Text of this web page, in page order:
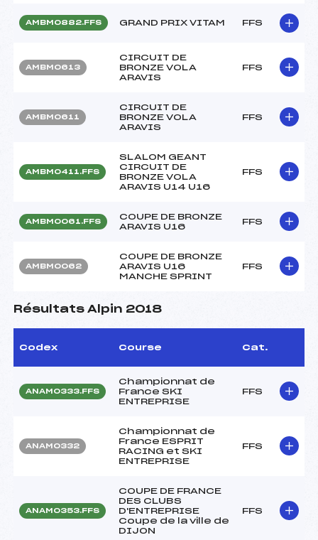
AMBM0882.FFS GRAND PRIX VITAM FFS
AMBM0613
CIRCUIT DE
BRONZE VOLA
ARAVIS
FFS
AMBM0611
CIRCUIT DE
BRONZE VOLA
ARAVIS
FFS
AMBM0411.FFS
SLALOM GEANT
CIRCUIT DE
BRONZE VOLA
ARAVIS U14 U16
FFS
AMBM0061.FFS
COUPE DE BRONZE
ARAVIS U16
FFS
AMBM0062
COUPE DE BRONZE
ARAVIS U16
MANCHE SPRINT
FFS
Résultats Alpin 2018
Codex Course Cat.
ANAM0333.FFS
Championnat de
France SKI
ENTREPRISE
FFS
ANAM0332
Championnat de
France ESPRIT
RACING et SKI
ENTREPRISE
FFS
ANAM0353.FFS
COUPE DE FRANCE
DES CLUBS
D'ENTREPRISE
Coupe de la ville de
DIJON
FFS